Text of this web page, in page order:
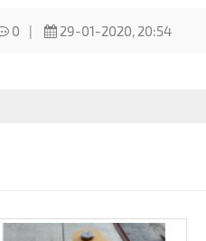
в Симферополе –
0 29-01-2020, 20:54